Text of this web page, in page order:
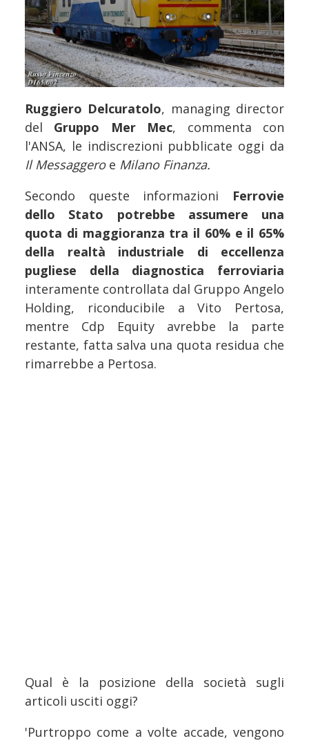
Ruggiero Delcuratolo, managing director
del Gruppo Mer Mec, commenta con
l'ANSA, le indiscrezioni pubblicate oggi da
Il Messaggero e Milano Finanza.
Secondo queste informazioni Ferrovie
dello Stato potrebbe assumere una
quota di maggioranza tra il 60% e il 65%
della realtà industriale di eccellenza
pugliese della diagnostica ferroviaria
interamente controllata dal Gruppo Angelo
Holding, riconducibile a Vito Pertosa,
mentre Cdp Equity avrebbe la parte
restante, fatta salva una quota residua che
rimarrebbe a Pertosa.
Qual è la posizione della società sugli
articoli usciti oggi?
'Purtroppo come a volte accade, vengono